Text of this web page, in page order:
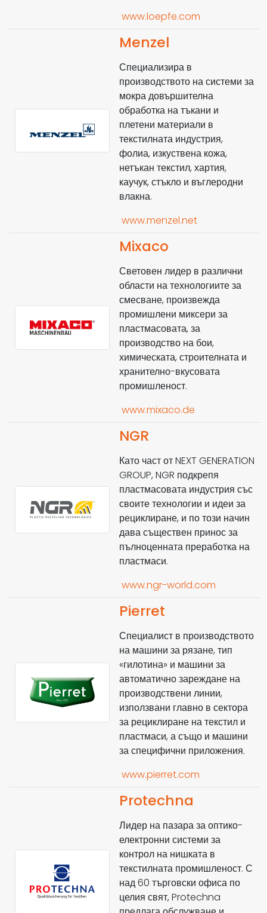
www.loepfe.com
Menzel
Специализира в
производството на системи за
мокра довършителна
обработка на тъкани и
плетени материали в
текстилната индустрия,
фолиа, изкуствена кожа,
нетъкан текстил, хартия,
каучук, стъкло и въглеродни
влакна.
www.menzel.net
Mixaco
Световен лидер в различни
области на технологиите за
смесване, произвежда
промишлени миксери за
пластмасовата, за
производство на бои,
химическата, строителната и
хранително-вкусовата
промишленост.
www.mixaco.de
NGR
Като част от NEXT GENERATION
GROUP, NGR подкрепя
пластмасовата индустрия със
своите технологии и идеи за
рециклиране, и по този начин
дава съществен принос за
пълноценната преработка на
пластмаси.
www.ngr-world.com
Pierret
Специалист в производството
на машини за рязане, тип
«гилотина» и машини за
автоматично зареждане на
производствени линии,
използвани главно в сектора
за рециклиране на текстил и
пластмаси, а също и машини
за специфични приложения.
www.pierret.com
Protechna
Лидер на пазара за оптико-
електронни системи за
контрол на нишката в
текстилната промишленост. С
над 60 търговски офиса по
целия свят, Protechna